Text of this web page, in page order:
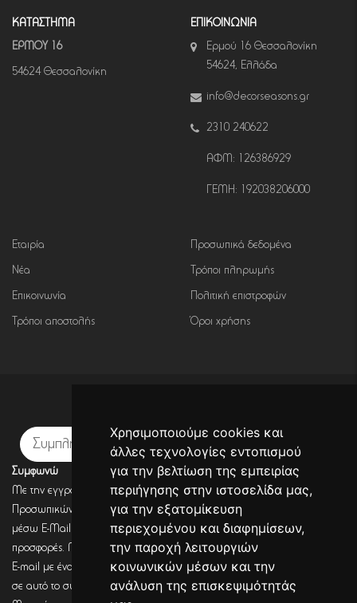
Χρησιμοποιούμε cookies και
άλλες τεχνολογίες εντοπισμού
για την βελτίωση της εμπειρίας
περιήγησης στην ιστοσελίδα μας,
για την εξατομίκευση
περιεχομένου και διαφημίσεων,
την παροχή λειτουργιών
κοινωνικών μέσων και την
ανάλυση της επισκεψιμότητάς
ΚΑΤΑΣΤΗΜΑ
ΕΡΜΟΥ 16
54624 Θεσσαλονίκη
ΕΠΙΚΟΙΝΩΝΙΑ
Ερμού 16 Θεσσαλονίκη
54624, Ελλάδα
info@decorseasons.gr
2310 240622
ΑΦΜ: 126386929
ΓΕΜΗ: 192038206000
Εταιρία
Νέα
Επικοινωνία
Τρόποι αποστολής
Προσωπικά δεδομένα
Τρόποι πληρωμής
Πολιτική επιστροφών
Όροι χρήσης
Εγγραφή
Συμφωνώ
Με την εγγραφή σου, συμφωνείς με την Πολιτική Προστασίας
Προσωπικών Δεδομένων και συμφωνείς πως η DECORSEASONS μπορεί
μέσω E-Mail να στέλνει πληροφορίες για σχετικά προϊόντα, τις τρέχουσες
προσφορές. Μετά από έλεγχο από την DECORSEASONS θα λάβεις ένα
E-mail με ένα link επιβεβαίωσης (Double opt-in). Μόνο μετά από κλικ
σε αυτό το σύνδεσμο, η εγγραφή θα έχει ολοκληρωθεί.